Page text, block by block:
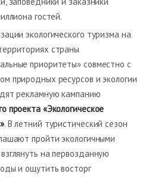
гостей.
экологического туризма на
страны
приоритеты» совместно с
природных ресурсов и экологии
рекламную кампанию
проекта «Экологическое
. В летний туристический сезон
пройти экологичными
на первозданную
и ощутить восторг